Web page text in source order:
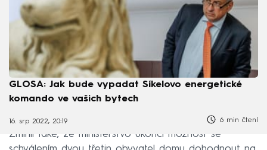
GLOSA: Jak bude vypadat Síkelovo energetické
komando ve vašich bytech
16. srp 2022, 20:19 6 min čtení
Zmínil také, že ministerstvo ukončí možnost se